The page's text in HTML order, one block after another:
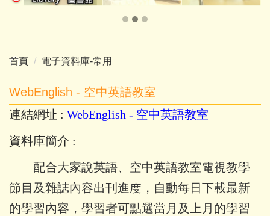
首頁 電子資料庫-常用
WebEnglish - 空中英語教室
連結網址 : WebEnglish - 空中英語教室
資料庫簡介 :
配合大家說英語、空中英語教室電視教學
節目及雜誌內容出刊進度，自動每日下載最新
的學習內容，學習者可點選當月及上月的學習